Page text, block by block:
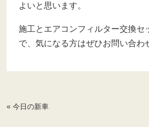
よいと思います。
施工とエアコンフィルター交換セ
で、気になる方はぜひお問い合わ
«今日の新車